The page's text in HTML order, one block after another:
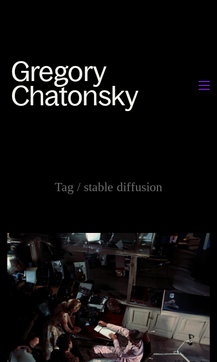
Tag / stable diffusion